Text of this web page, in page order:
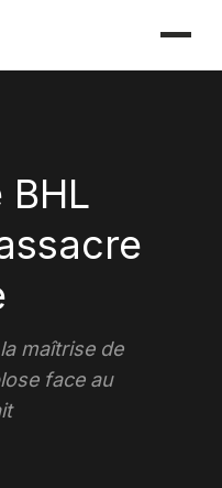
BHL
maîtrise de
face au